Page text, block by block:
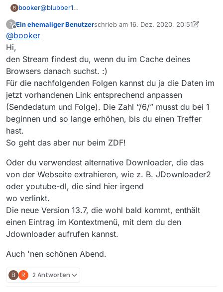
B booker@blubber1
der Folge 1.
Schönen Abend
?
Offline
Ein ehemaliger Benutzerschrieb am 16. Dez. 2020, 20:51
zuletzt editiert von Ein ehemaliger
@booker
Hi,
den Stream findest du, wenn du im Cache deines
Browsers danach suchst. :)
Für die nachfolgenden Folgen kannst du ja die Daten im
jetzt vorhandenen Link entsprechend anpassen
(Sendedatum und Folge). Die Zahl “/6/” musst du bei 1
beginnen und so lange erhöhen, bis du einen Treffer
hast.
So geht das aber nur beim ZDF!
Oder du verwendest alternative Downloader, die das
von der Webseite extrahieren, wie z. B. JDownloader2
oder youtube-dl, die sind hier irgend
wo verlinkt.
Die neue Version 13.7, die wohl bald kommt, enthält
einen Eintrag im Kontextmenü, mit dem du den
Jdownloader aufrufen kannst.
Auch 'nen schönen Abend.
B R 2 Antworten